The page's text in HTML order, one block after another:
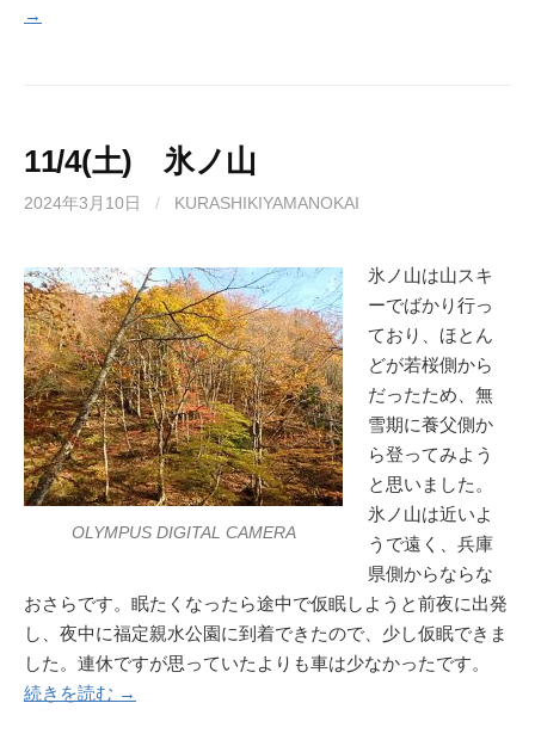
→
11/4(土) 氷ノ山
2024年3月10日 / KURASHIKIYAMANOKAI
OLYMPUS DIGITAL CAMERA
氷ノ山は山スキ
ーでばかり行っ
ており、ほとん
どが若桜側から
だったため、無
雪期に養父側か
ら登ってみよう
と思いました。
氷ノ山は近いよ
うで遠く、兵庫
県側からならな
おさらです。眠たくなったら途中で仮眠しようと前夜に出発
し、夜中に福定親水公園に到着できたので、少し仮眠できま
した。連休ですが思っていたよりも車は少なかったです。
続きを読む →